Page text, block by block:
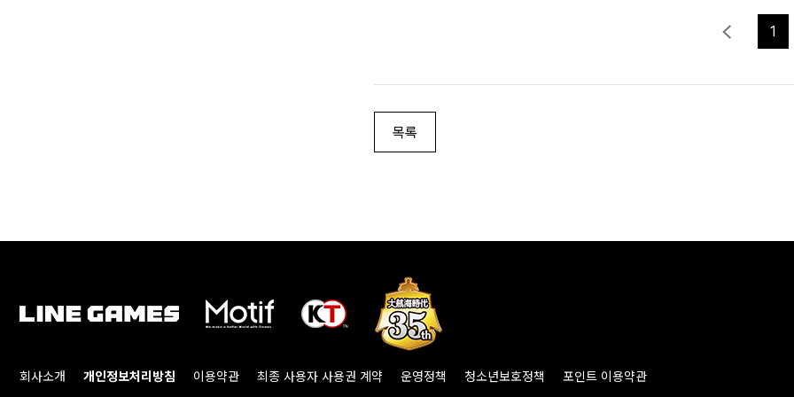
1
목록
회사소개 개인정보처리방침 이용약관 최종 사용자 사용권 계약 운영정책 청소년보호정책 포인트 이용약관